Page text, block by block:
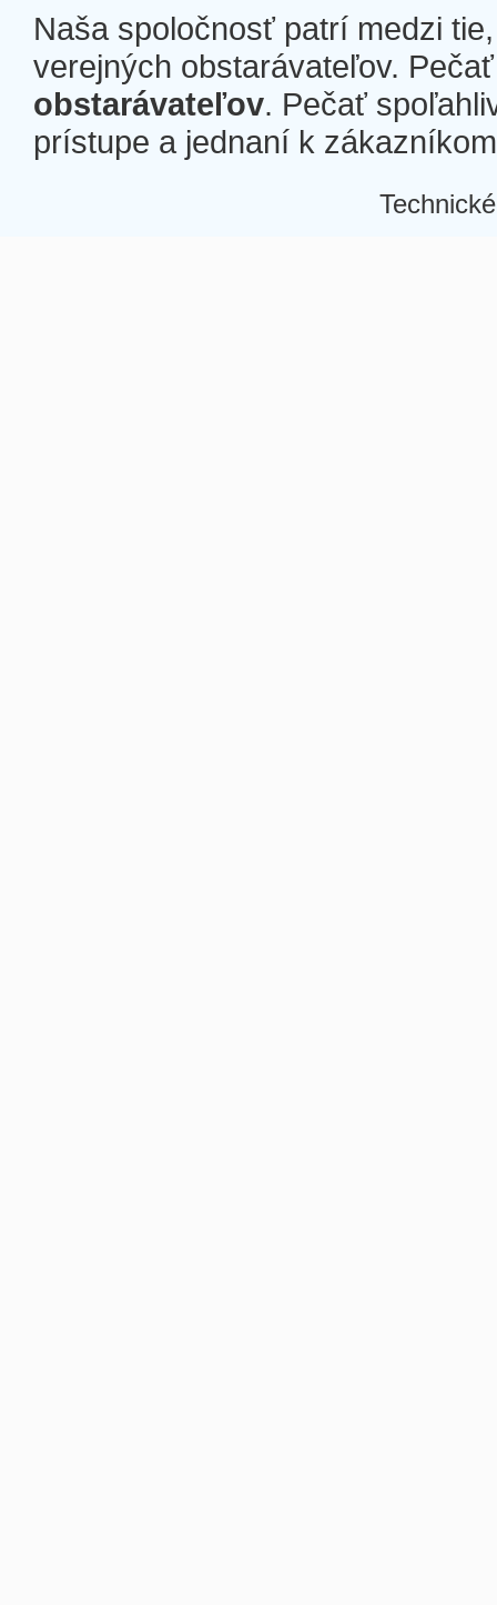
Naša spoločnosť patrí medzi
verejných obstarávateľov.
obstarávateľov. Pečať
prístupe a jednaní k